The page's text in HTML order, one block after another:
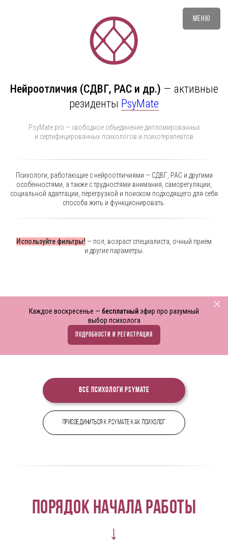
Нейроотличия (СДВГ, РАС и др.) — активные
резиденты PsyMate
PsyMate.pro — свободное объединение дипломированных
и сертифицированных психологов и психотерапевтов
Меню
Психологи, работающие с нейроотличиями — СДВГ, РАС и другими
особенностями, а также с трудностями внимания, саморегуляции,
социальной адаптации, перегрузкой и поиском подходящего для себя
способа жить и функционировать.
Используйте фильтры! — пол, возраст специалиста, очный приём
и другие параметры.
Каждое воскресенье — бесплатныйэфир про разумный
выбор психолога
ПОДРОБНОСТИ И РЕГИСТРАЦИЯ
Все психологи PsyMate
Присоединиться к PsyMate как психолог
Порядок начала работы
↓